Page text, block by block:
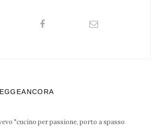
"cucino per passione, porto a spasso